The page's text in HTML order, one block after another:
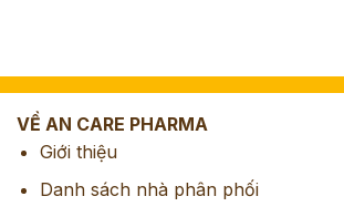
VỀ AN CARE PHARMA
Giới thiệu
Danh sách nhà phân phối